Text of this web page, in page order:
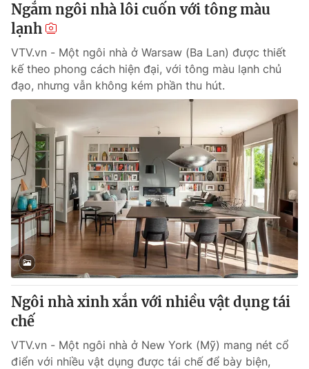
Ngắm ngôi nhà lôi cuốn với tông màu
lạnh
VTV.vn - Một ngôi nhà ở Warsaw (Ba Lan) được thiết
kế theo phong cách hiện đại, với tông màu lạnh chủ
đạo, nhưng vẫn không kém phần thu hút.
Ngôi nhà xinh xắn với nhiều vật dụng tái
chế
VTV.vn - Một ngôi nhà ở New York (Mỹ) mang nét cổ
điển với nhiều vật dụng được tái chế để bày biện,